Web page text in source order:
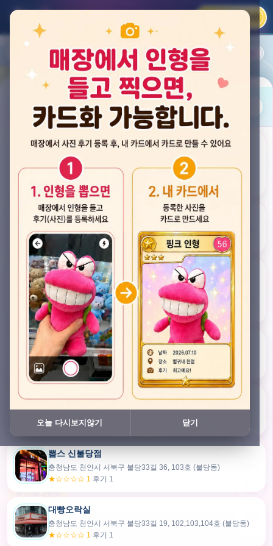
카카오 로그인
평점순 내 주변 즐겨찾기
뽑스 천안 불당점
★★★★☆ 4.2 후기 33
게임플렉스 불당동점
★★★☆☆ 2.5 후기 4
뽑기랜드
★★★★★ 4.7후기 47
픽스팟 불당점
충청남도 천안시 서북구 불당33길 47, 106호 (불당동)
★☆☆☆☆ 1 후기 1
쿠보 신불당점
충청남도 천안시 서북구 불당33길 35, 105호 (불당동)
★★★☆☆ 2.5후기 2
뽑스 신불당점
충청남도 천안시 서북구 불당33길 36, 103호 (불당동)
★☆☆☆☆ 1 후기 1
대빵오락실
충청남도 천안시 서북구 불당33길 19, 102,103,104호 (불당동)
★☆☆☆☆ 1 후기 1
30m
내위치
💬 카톡대화방
오늘 다시보지않기 닫기